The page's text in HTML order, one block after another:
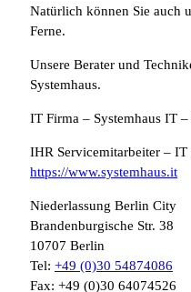
Natürlich können Sie auch
Ferne.
Unsere Berater und
Systemhaus.
IT Firma – Systemhaus IT
IHR Servicemitarbeiter –
https://www.systemhaus.it
Niederlassung Berlin City
Brandenburgische Str. 38
10707 Berlin
Tel: +49 (0)30 54874086
Fax: +49 (0)30 64074526